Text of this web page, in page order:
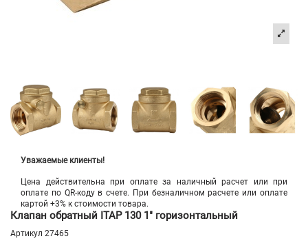
Уважаемые клиенты!
Цена действительна при оплате за наличный расчет или при
оплате по QR-коду в счете. При безналичном расчете или оплате
картой +3% к стоимости товара.
Клапан обратный ITAP 130 1" горизонтальный
Артикул 27465